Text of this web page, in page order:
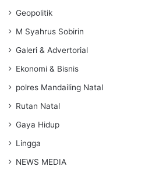
Geopolitik
M Syahrus Sobirin
Galeri & Advertorial
Ekonomi & Bisnis
polres Mandailing Natal
Rutan Natal
Gaya Hidup
Lingga
NEWS MEDIA